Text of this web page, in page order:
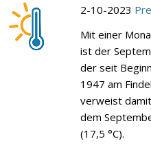
2-10-2023
Mit einer
ist der
der seit
1947 am
verweist
dem
(17,5 °C).